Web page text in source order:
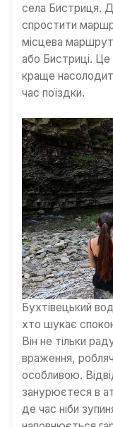
села Бистриця.
спростити
місцева
або Бистриці. Це
краще
час поїздки.
Бухтівецький
хто шукає
Він не тільки
враження,
особливою.
занурюєтеся в
де час ніби